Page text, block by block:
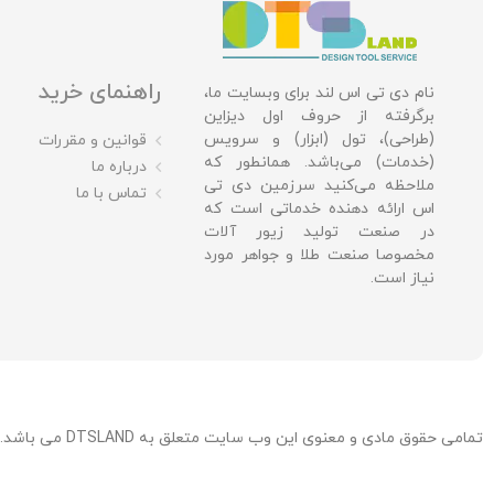
نام دی تی اس لند برای وبسایت ما،
برگرفته از حروف اول دیزاین
(طراحی)، تول (ابزار) و سرویس
(خدمات) می‌باشد. همانطور که
ملاحظه می‌کنید سرزمین دی تی
اس ارائه دهنده خدماتی است که
در صنعت تولید زیور آلات
مخصوصا صنعت طلا و جواهر مورد
نیاز است.
راهنمای خرید
قوانین و مقررات
درباره ما
تماس با ما
تمامی حقوق مادی و معنوی این وب سایت متعلق به DTSLAND می باشد. / توسعه، میزبانی و پشتیبانی: